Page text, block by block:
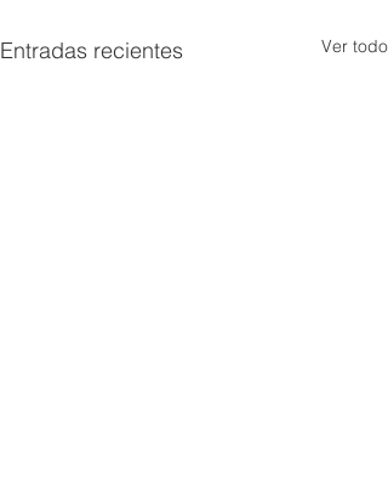
Entradas recientes Ver todo